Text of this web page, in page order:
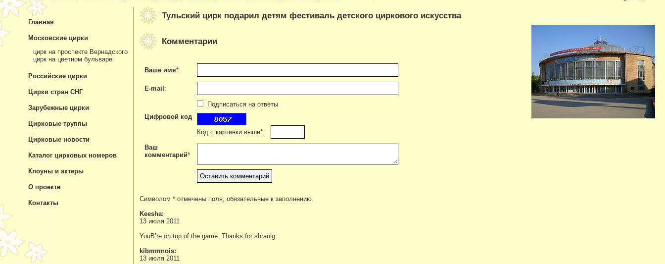
Тульский цирк подарил детям фестиваль детского циркового искусства
Комментарии
Ваше имя*:
E-mail :
Подписаться на ответы
Цифровой код
Код с картинки выше*:
Ваш
комментарий*
Символом * отмечены поля, обязательные к заполнению.
Keesha:
13 июля 2011
YouВ’re on top of the game. Thanks for shranig.
kibmmnois:
13 июля 2011
Главная
Московские цирки
цирк на проспекте Вернадского
цирк на цветном бульваре
Российские цирки
Цирки стран СНГ
Зарубежные цирки
Цирковые труппы
Цирковые новости
Каталог цирковых номеров
Клоуны и актеры
О проекте
Контакты